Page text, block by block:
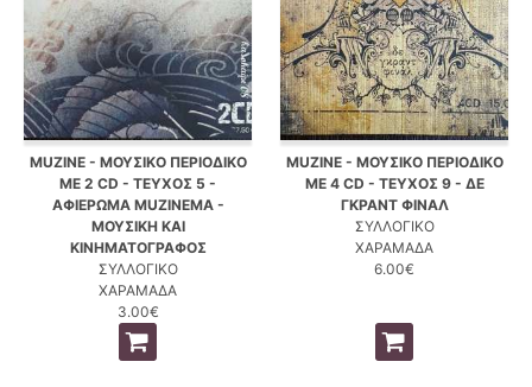
MUZINE - ΜΟΥΣΙΚΟ ΠΕΡΙΟΔΙΚΟ
ΜΕ 2 CD - ΤΕΥΧΟΣ 5 -
ΑΦΙΕΡΩΜΑ MUZINEMA -
ΜΟΥΣΙΚΗ ΚΑΙ
ΚΙΝΗΜΑΤΟΓΡΑΦΟΣ
ΣΥΛΛΟΓΙΚΟ
ΧΑΡΑΜΑΔΑ
3.00€
MUZINE - ΜΟΥΣΙΚΟ ΠΕΡΙΟΔΙΚΟ
ΜΕ 4 CD - ΤΕΥΧΟΣ 9 - ΔΕ
ΓΚΡΑΝΤ ΦΙΝΑΛ
ΣΥΛΛΟΓΙΚΟ
ΧΑΡΑΜΑΔΑ
6.00€